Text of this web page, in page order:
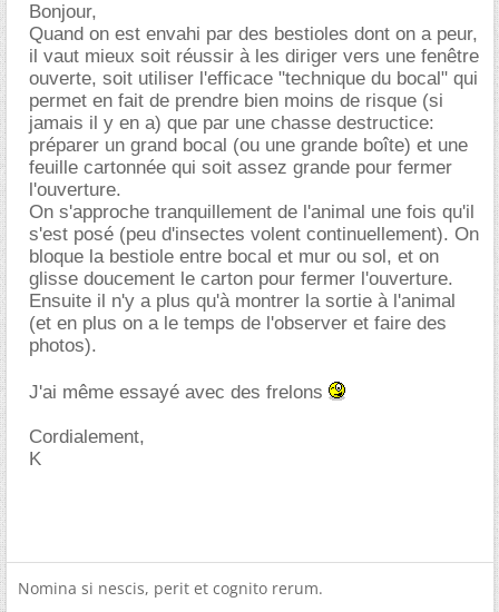
Bonjour,
Quand on est envahi par des bestioles dont on a peur,
il vaut mieux soit réussir à les diriger vers une fenêtre
ouverte, soit utiliser l'efficace "technique du bocal" qui
permet en fait de prendre bien moins de risque (si
jamais il y en a) que par une chasse destructice:
préparer un grand bocal (ou une grande boîte) et une
feuille cartonnée qui soit assez grande pour fermer
l'ouverture.
On s'approche tranquillement de l'animal une fois qu'il
s'est posé (peu d'insectes volent continuellement). On
bloque la bestiole entre bocal et mur ou sol, et on
glisse doucement le carton pour fermer l'ouverture.
Ensuite il n'y a plus qu'à montrer la sortie à l'animal
(et en plus on a le temps de l'observer et faire des
photos).
J'ai même essayé avec des frelons
Cordialement,
K
Nomina si nescis, perit et cognito rerum.